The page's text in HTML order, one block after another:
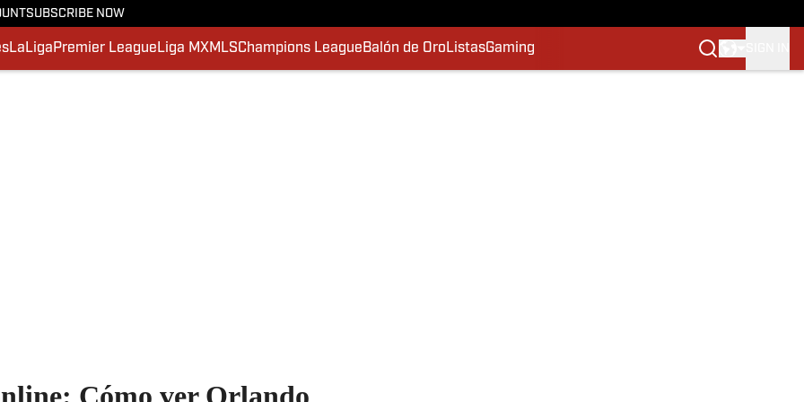
SUBSCRIBE NOW
LaLiga Premier League Liga MXMLSChampions League Balón de Oro ListasGaming